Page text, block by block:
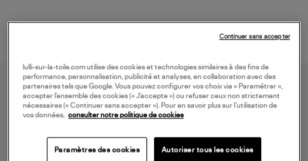
lulli-sur-la-toile.com utilise des cookies et technologies similaires à des fins de
performance, personnalisation, publicité et analyses, en collaboration avec des
partenaires tels que Google. Vous pouvez configurer vos choix via « Paramétrer »,
accepter l’ensemble des cookies (« J’accepte ») ou refuser ceux non strictement
nécessaires (« Continuer sans accepter »). Pour en savoir plus sur l’utilisation de
vos données,
consulter notre politique de cookies
Paramètres des cookies Autoriser tous les cookies
Continuer sans accepter